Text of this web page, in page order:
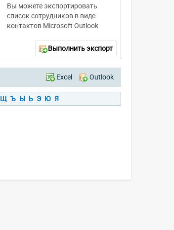
Вы можете экспортировать
список сотрудников в виде
контактов Microsoft Outlook
Выполнить экспорт
Excel Outlook
Щ Ъ Ы Ь Э Ю Я